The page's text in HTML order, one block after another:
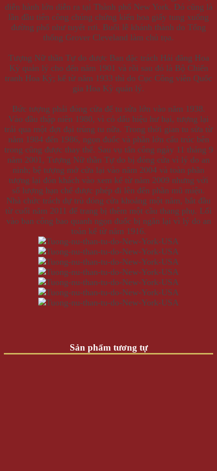
diễn hành lớn diễn ra tại Thành phố New York. Đó cũng là
lần đầu tiên công chúng chứng kiến hoa giấy tung xuống
đường phố như tuyết rơi. Buổi lễ khánh thành do Tổng
thống Grover Cleveland làm chủ tọa.
Tượng Nữ thần Tự do được Ban đặc trách Hải đăng Hoa
Kỳ quản lý cho đến năm 1901 và rồi sau đó là Bộ Chiến
tranh Hoa Kỳ; kể từ năm 1933 thì do Cục Công viên Quốc
gia Hoa Kỳ quản lý.
Bức tượng phải đóng cửa để tu sửa lớn vào năm 1938.
Vào đầu thập niên 1980, vì có dấu hiệu hư hại, tượng lại
trải qua một đợt đại trùng tu nữa. Trong thời gian tu sửa từ
năm 1984 đến 1986, ngọn đuốc và phần lớn cấu trúc bên
trong cũng được thay thế. Sau vụ tấn công ngày 11 tháng 9
năm 2001, Tượng Nữ thần Tự do bị đóng cửa vì lý do an
ninh; bệ tượng mở cửa lại vào năm 2004 và toàn phần
tượng lại đón khách vào xem kể từ năm 2009 nhưng với
số lượng hạn chế được phép đi lên đến phần mũ miện.
Nhà chức trách dự trù đóng cửa khoảng một năm, bắt đầu
từ cuối năm 2011 để trang bị thêm một cầu thang phụ. Lối
vào ban công bao quanh ngọn đuốc bị ngăn lại vì lý do an
toàn kể từ năm 1916.
Sản phẩm tương tự